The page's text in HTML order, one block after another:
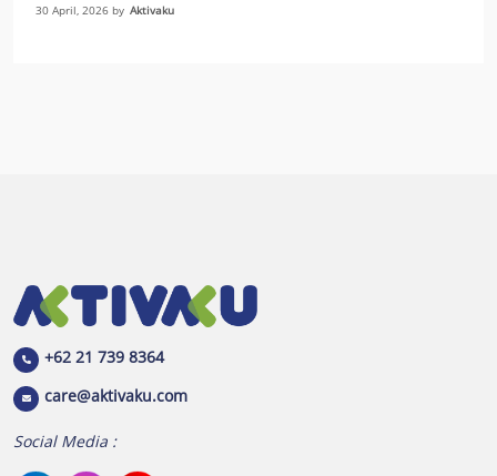
30 April, 2026 by Aktivaku
+62 21 739 8364
care@aktivaku.com
Social Media :